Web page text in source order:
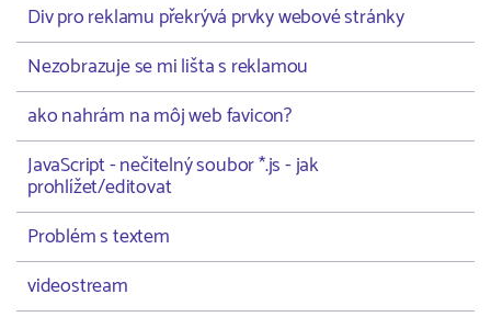
Div pro reklamu překrývá prvky webové stránky
Nezobrazuje se mi lišta s reklamou
ako nahrám na môj web favicon?
JavaScript - nečitelný soubor *.js - jak
prohlížet/editovat
Problém s textem
videostream